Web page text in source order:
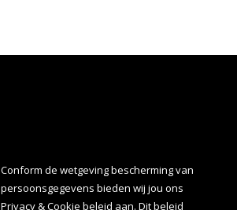
Conform de wetgeving bescherming van
persoonsgegevens bieden wij jou ons
Privacy&Cookie beleid aan. Dit beleid